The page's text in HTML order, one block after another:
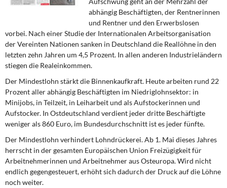
Weitere Themen
Memo-Gruppe
Institut Solidarische Moderne
Rosa-Luxemburg-Stiftung
Über mich
abhängig Beschäftigten, der Rentnerinnen
und Rentner und den Erwerbslosen
vorbei. Nach einer Studie der Internationalen Arbeitsorganisation
der Vereinten Nationen sanken in Deutschland die Reallöhne in den
letzten zehn Jahren um 4,5 Prozent. In allen anderen Industrieländern
stiegen die Realeinkommen.
Der Mindestlohn stärkt die Binnenkaufkraft. Heute arbeiten rund 22
Prozent aller abhängig Beschäftigten im Niedriglohnsektor: in
Minijobs, in Teilzeit, in Leiharbeit und als Aufstockerinnen und
Aufstocker. In Ostdeutschland verdient jeder dritte Beschäftigte
weniger als 860 Euro, im Bundesdurchschnitt ist es jeder fünfte.
Der Mindestlohn verhindert Lohndrückerei. Ab 1. Mai dieses Jahres
herrscht in der gesamten Europäischen Union Freizügigkeit für
Arbeitnehmerinnen und Arbeitnehmer aus Osteuropa. Wird nicht
endlich gegengesteuert, erhöht sich dadurch der Druck auf die Löhne
noch weiter.